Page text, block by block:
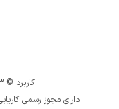
کاربرد © ۱۴۰۳، تمامی حقوق محفوظ است.
دارای مجوز رسمی